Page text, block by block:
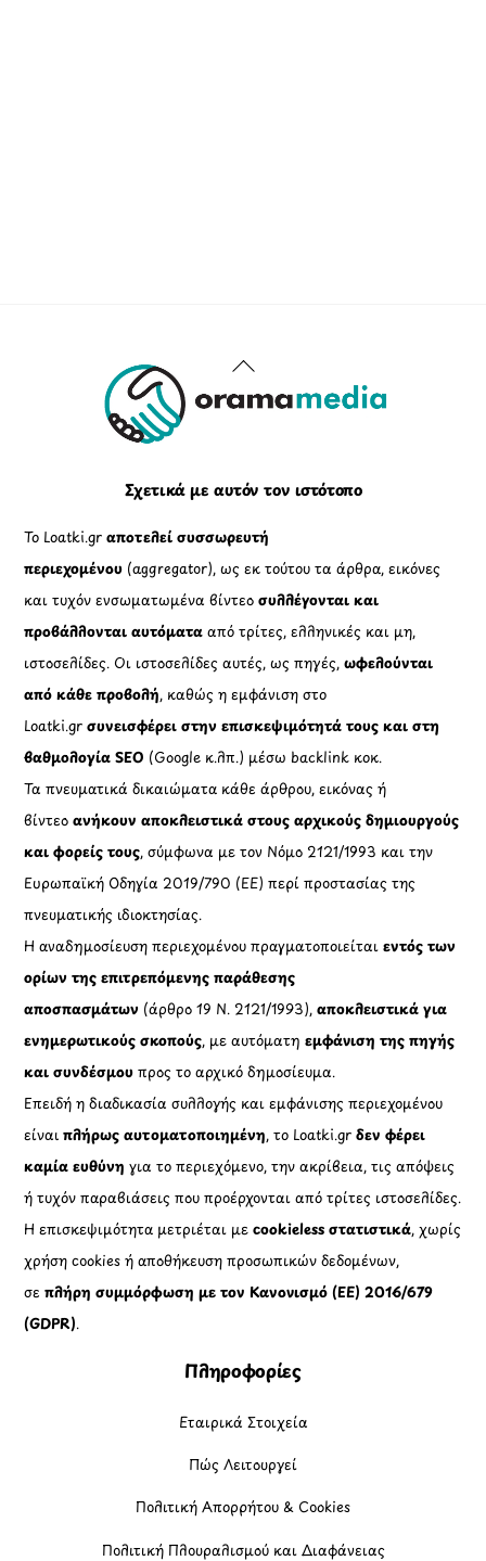
Back
To
Σχετικά με αυτόν τον ιστότοπο
Το Loatki.grαποτελεί συσσωρευτή
περιεχομένου (aggregator), ως εκ τούτου τα άρθρα, εικόνες
και τυχόν ενσωματωμένα βίντεοσυλλέγονται και
προβάλλονται αυτόματααπό τρίτες, ελληνικές και μη,
ιστοσελίδες. Οι ιστοσελίδες αυτές, ως πηγές,ωφελούνται
από κάθε προβολή, καθώς η εμφάνιση στο
Loatki.gr συνεισφέρει στην επισκεψιμότητά τους και στη
βαθμολογία SEO (Google κ.λπ.) μέσω backlink κοκ.
Τα πνευματικά δικαιώματα κάθε άρθρου, εικόνας ή
βίντεοανήκουν αποκλειστικά στους αρχικούς δημιουργούς
και φορείς τους, σύμφωνα με τον Νόμο 2121/1993 και την
Ευρωπαϊκή Οδηγία 2019/790 (ΕΕ) περί προστασίας της
πνευματικής ιδιοκτησίας.
Η αναδημοσίευση περιεχομένου πραγματοποιείταιεντός των
ορίων της επιτρεπόμενης παράθεσης
αποσπασμάτων (άρθρο 19 Ν. 2121/1993), αποκλειστικά για
ενημερωτικούς σκοπούς, με αυτόματηεμφάνιση της πηγής
και συνδέσμου προς το αρχικό δημοσίευμα.
Επειδή η διαδικασία συλλογής και εμφάνισης περιεχομένου
είναιπλήρως αυτοματοποιημένη, το Loatki.grδεν φέρει
καμία ευθύνη για το περιεχόμενο, την ακρίβεια, τις απόψεις
ή τυχόν παραβιάσεις που προέρχονται από τρίτες ιστοσελίδες.
Η επισκεψιμότητα μετριέται μεcookieless στατιστικά, χωρίς
χρήση cookies ή αποθήκευση προσωπικών δεδομένων,
σεπλήρη συμμόρφωση με τον Κανονισμό (ΕΕ) 2016/679
(GDPR).
Πληροφορίες
Εταιρικά Στοιχεία
Πώς Λειτουργεί
Πολιτική Απορρήτου & Cookies
Πολιτική Πλουραλισμού και Διαφάνειας